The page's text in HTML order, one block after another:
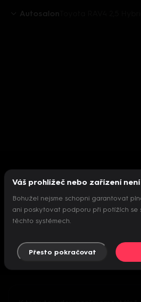
Autosalon
Nepodařilo se inicializovat
Váš prohlížeč nebo zařízení
Bohužel nejsme schopni garantovat
ani poskytovat podporu při potížích se
těchto systémech.
Přesto pokračovat